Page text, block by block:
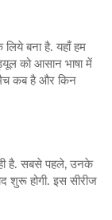
बना है. यहाँ हम
को आसान भाषा में
मैच कब है और किन
है. सबसे पहले, उनके
शुरू होगी. इस सीरीज